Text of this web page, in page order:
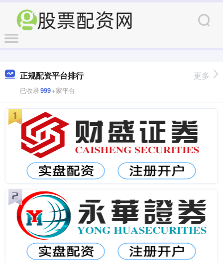
正规配资平台排行
已收录999+家平台
更多